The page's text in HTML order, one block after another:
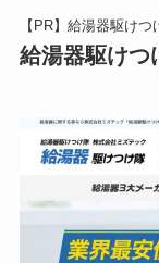
【PR】給湯器駆けつ
給湯器駆けつ